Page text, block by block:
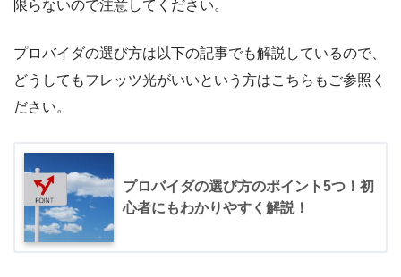
限らないので注意してください。
プロバイダの選び方は以下の記事でも解説しているので、
どうしてもフレッツ光がいいという方はこちらもご参照く
ださい。
プロバイダの選び方のポイント5つ！初
心者にもわかりやすく解説！